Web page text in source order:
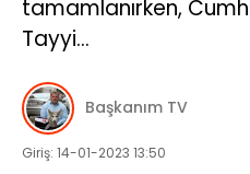
tamamlanırken,
Tayyi…
Başkanım TV
Giriş: 14-01-2023 13:50